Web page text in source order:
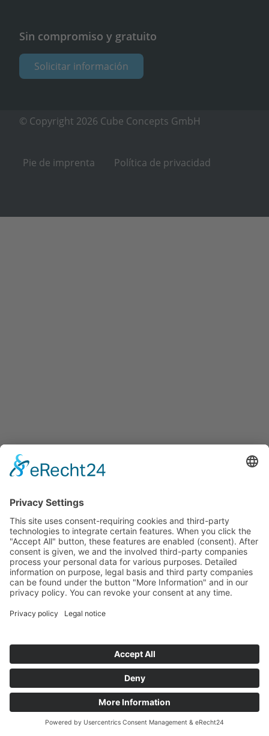
Sin compromiso y gratuito
Solicitar información
© Copyright 2026 Cube Concepts GmbH
Pie de imprenta Política de privacidad
Español